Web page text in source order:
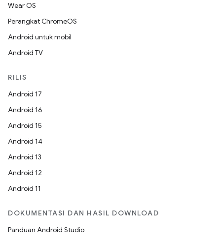
Wear OS
Perangkat ChromeOS
Android untuk mobil
Android TV
RILIS
Android 17
Android 16
Android 15
Android 14
Android 13
Android 12
Android 11
DOKUMENTASI DAN HASIL DOWNLOAD
Panduan Android Studio